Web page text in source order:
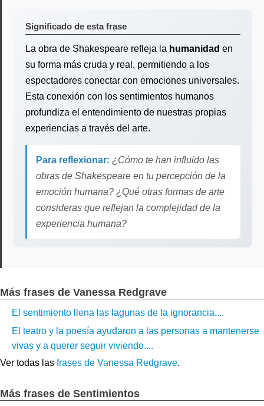
Significado de esta frase
La obra de Shakespeare refleja la humanidad en
su forma más cruda y real, permitiendo a los
espectadores conectar con emociones universales.
Esta conexión con los sentimientos humanos
profundiza el entendimiento de nuestras propias
experiencias a través del arte.
Para reflexionar: ¿Cómo te han influido las
obras de Shakespeare en tu percepción de la
emoción humana? ¿Qué otras formas de arte
consideras que reflejan la complejidad de la
experiencia humana?
Más frases de Vanessa Redgrave
El sentimiento llena las lagunas de la ignorancia....
El teatro y la poesía ayudaron a las personas a mantenerse
vivas y a querer seguir viviendo....
Ver todas las frases de Vanessa Redgrave.
Más frases de Sentimientos